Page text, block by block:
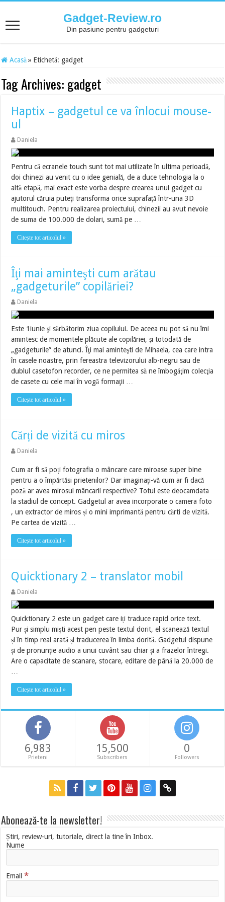
Gadget-Review.ro
Din pasiune pentru gadgeturi
Acasă » Etichetă: gadget
Tag Archives: gadget
Haptix – gadgetul ce va înlocui mouse-
ul
Daniela
Pentru că ecranele touch sunt tot mai utilizate în ultima perioadă,
doi chinezi au venit cu o idee genială, de a duce tehnologia la o
altă etapă, mai exact este vorba despre crearea unui gadget cu
ajutorul căruia puteţi transforma orice suprafaţă într-una 3D
multitouch. Pentru realizarea proiectului, chinezii au avut nevoie
de suma de 100.000 de dolari, sumă pe …
Citește tot articolul »
Îţi mai aminteşti cum arătau
„gadgeturile” copilăriei?
Daniela
Este 1iunie şi sărbătorim ziua copilului. De aceea nu pot să nu îmi
amintesc de momentele plăcute ale copilăriei, şi totodată de
„gadgeturile” de atunci. Îţi mai aminteşti de Mihaela, cea care intra
în casele noastre, prin fereastra televizorului alb-negru sau de
dublul casetofon recorder, ce ne permitea să ne îmbogăţim colecţia
de casete cu cele mai în vogă formaţii …
Citește tot articolul »
Cărți de vizită cu miros
Daniela
Cum ar fi să poți fotografia o mâncare care miroase super bine
pentru a o împărtăsi prietenilor? Dar imaginați-vă cum ar fi dacă
poză ar avea mirosul mâncarii respective? Totul este deocamdata
la stadiul de concept. Gadgetul ar avea incorporate o camera foto
, un extractor de miros și o mini imprimantă pentru cărti de vizită.
Pe cartea de vizită …
Citește tot articolul »
Quicktionary 2 – translator mobil
Daniela
Quicktionary 2 este un gadget care iți traduce rapid orice text.
Pur și simplu miști acest pen peste textul dorit, el scanează textul
și în timp real arată și traducerea în limba dorită. Gadgetul dispune
și de pronunție audio a unui cuvânt sau chiar și a frazelor întregi.
Are o capacitate de scanare, stocare, editare de până la 20.000 de
Citește tot articolul »
6,983
Prieteni
15,500
Subscribers
0
Followers
Abonează-te la newsletter!
Știri, review-uri, tutoriale, direct la tine în Inbox.
Nume
Email*